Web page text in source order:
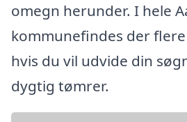
omegn herunder. I hele
kommunefindes der
hvis du vil udvide din
dygtig tømrer.